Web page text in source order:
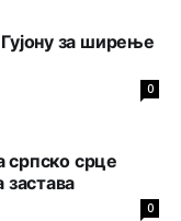
за ширење
0
српско срце
застава
0
Sa
glasat u Srbij. A
Republici
тзв Косовом?